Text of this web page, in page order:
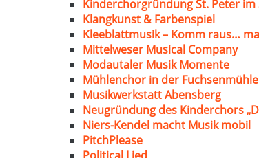
Kinderchorgründung St. Peter im
Klangkunst & Farbenspiel
Kleeblattmusik – Komm raus…
Mittelweser Musical Company
Modautaler Musik Momente
Mühlenchor in der Fuchsenmühle
Musikwerkstatt Abensberg
Neugründung des Kinderchors
Niers-Kendel macht Musik mobil
PitchPlease